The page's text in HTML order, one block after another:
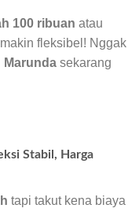
100 ribuan atau
fleksibel! Nggak
Marunda sekarang
Stabil, Harga
tapi takut kena biaya